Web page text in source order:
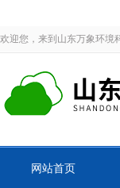
欢迎您，来到山东万象环境
网站首页